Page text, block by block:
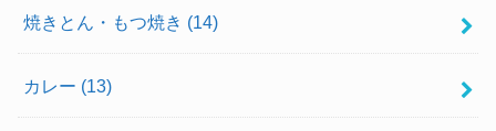
焼きとん・もつ焼き (14)
カレー (13)